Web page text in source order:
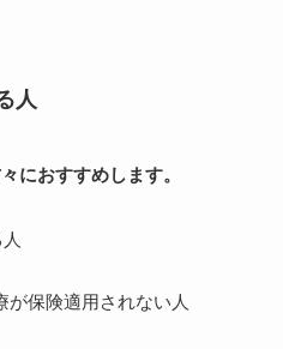
人
におすすめします。
が保険適用されない人